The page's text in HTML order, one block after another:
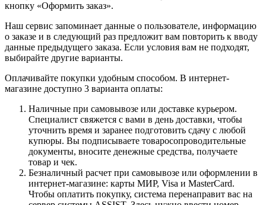
кнопку «Оформить заказ».
Наш сервис запоминает данные о пользователе, информацию
о заказе и в следующий раз предложит вам повторить к вводу
данные предыдущего заказа. Если условия вам не подходят,
выбирайте другие варианты.
Оплачивайте покупки удобным способом. В интернет-
магазине доступно 3 варианта оплаты:
Наличные при самовывозе или доставке курьером.
Специалист свяжется с вами в день доставки, чтобы
уточнить время и заранее подготовить сдачу с любой
купюры. Вы подписываете товаросопроводительные
документы, вносите денежные средства, получаете
товар и чек.
Безналичный расчет при самовывозе или оформлении в
интернет-магазине: карты МИР, Visa и MasterCard.
Чтобы оплатить покупку, система перенаправит вас на